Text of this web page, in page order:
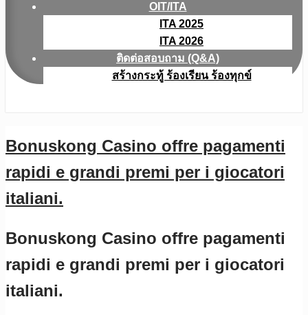
OIT/ITA
ITA 2025
ITA 2026
ติดต่อสอบถาม (Q&A)
สร้างกระทู้ ร้องเรียน ร้องทุกข์
Bonuskong Casino offre pagamenti
rapidi e grandi premi per i giocatori
italiani.
Bonuskong Casino offre pagamenti
rapidi e grandi premi per i giocatori
italiani.